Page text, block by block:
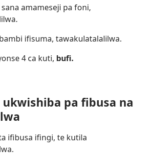
amameseji pa foni,
ifisuma, tawakulatalalilwa.
4 ca kuti, bufi.
pa fibusa na
ifibusa ifingi, te kutila